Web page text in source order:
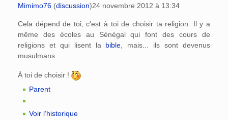
Mimimo76 (discussion)24 novembre 2012 à 13:34
Cela dépend de toi, c'est à toi de choisir ta religion. Il y a
même des écoles au Sénégal qui font des cours de
religions et qui lisent la bible, mais... ils sont devenus
musulmans.
À toi de choisir !
Parent
Voir l’historique